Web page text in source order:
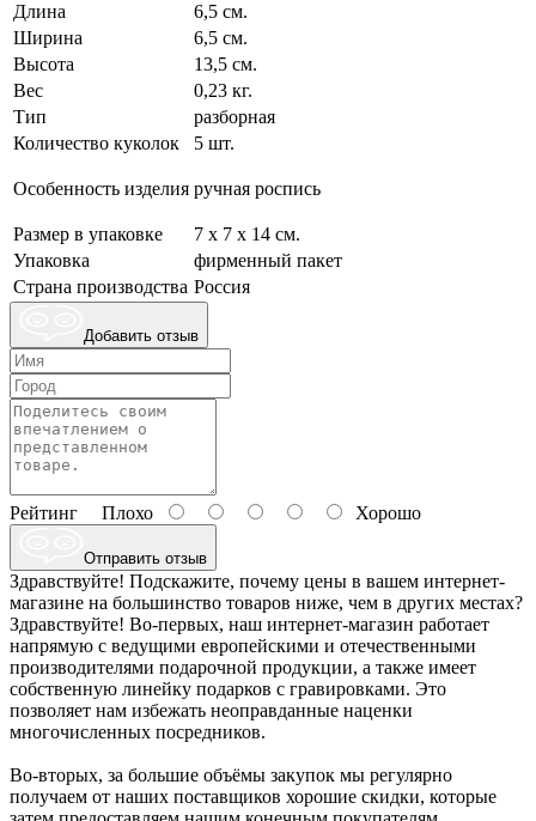
Длина
6,5 см.
Ширина
6,5 см.
Высота
13,5 см.
Вес
0,23 кг.
Тип
разборная
Количество куколок
5 шт.
Особенность изделия ручная роспись
Размер в упаковке
7 х 7 х 14 см.
Упаковка
фирменный пакет
Страна производства Россия
Добавить отзыв
Рейтинг Плохо Хорошо
Отправить отзыв
Здравствуйте! Подскажите, почему цены в вашем интернет-
магазине на большинство товаров ниже, чем в других местах?
Здравствуйте! Во-первых, наш интернет-магазин работает
напрямую с ведущими европейскими и отечественными
производителями подарочной продукции, а также имеет
собственную линейку подарков с гравировками. Это
позволяет нам избежать неоправданные наценки
многочисленных посредников.
Во-вторых, за большие объёмы закупок мы регулярно
получаем от наших поставщиков хорошие скидки, которые